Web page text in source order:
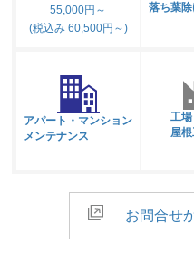
55,000円～
(税込み 60,500円～)
落ち葉
アパート・マンション
メンテナンス
工
屋
お問合せ